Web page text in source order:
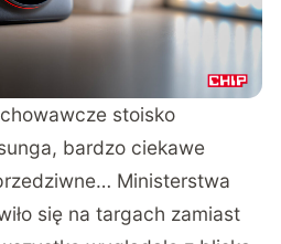
stoisko
bardzo ciekawe
Ministerstwa
się na targach zamiast